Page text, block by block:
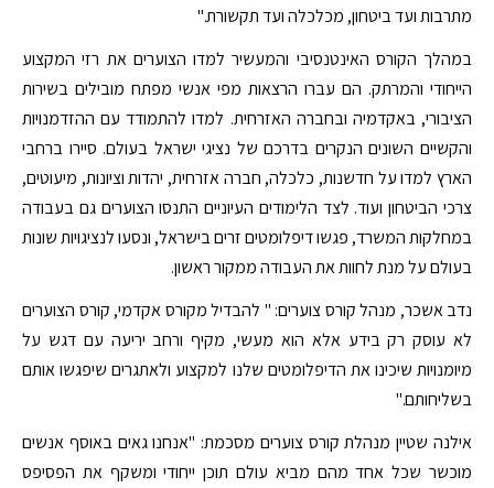
מתרבות ועד ביטחון, מכלכלה ועד תקשורת."
במהלך הקורס האינטנסיבי והמעשיר למדו הצוערים את רזי המקצוע
הייחודי והמרתק. הם עברו הרצאות מפי אנשי מפתח מובילים בשירות
הציבורי, באקדמיה ובחברה האזרחית. למדו להתמודד עם ההזדמנויות
והקשיים השונים הנקרים בדרכם של נציגי ישראל בעולם. סיירו ברחבי
הארץ למדו על חדשנות, כלכלה, חברה אזרחית, יהדות וציונות, מיעוטים,
צרכי הביטחון ועוד. לצד הלימודים העיוניים התנסו הצוערים גם בעבודה
במחלקות המשרד, פגשו דיפלומטים זרים בישראל, ונסעו לנציגויות שונות
בעולם על מנת לחוות את העבודה ממקור ראשון.
נדב אשכר, מנהל קורס צוערים: " להבדיל מקורס אקדמי, קורס הצוערים
לא עוסק רק בידע אלא הוא מעשי, מקיף ורחב יריעה עם דגש על
מיומנויות שיכינו את הדיפלומטים שלנו למקצוע ולאתגרים שיפגשו אותם
בשליחותם."
אילנה שטיין מנהלת קורס צוערים מסכמת: "אנחנו גאים באוסף אנשים
מוכשר שכל אחד מהם מביא עולם תוכן ייחודי ומשקף את הפסיפס